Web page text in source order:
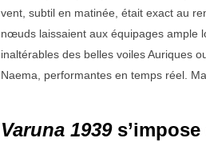
vent, subtil en matinée, était exact au
nœuds laissaient aux équipages ample
inaltérables des belles voiles Auriques
Naema, performantes en temps réel.
Varuna 1939s’impose